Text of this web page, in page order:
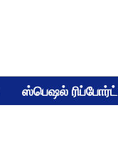
ஸ்பெஷல் ரிப்போர்ட்